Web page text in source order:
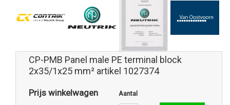
CP-PMB Panel male PE terminal block
2x35/1x25 mm² artikel 1027374
Prijs winkelwagen Aantal